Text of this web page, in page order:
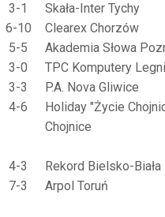
3-1
Skała-Inter Tychy
6-10
Clearex Chorzów
5-5
Akademia Słowa
3-0
TPC Komputery
3-3
P.A. Nova Gliwice
4-6
Holiday "Życie
Chojnice
4-3
Rekord Bielsko-Biała
7-3 Arpol Toruń